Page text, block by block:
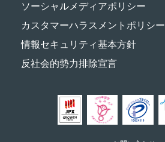
ソーシャルメディアポリシー
カスタマーハラスメントポリシー
情報セキュリティ基本方針
反社会的勢力排除宣言